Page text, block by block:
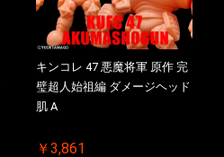
キンコレ 47 悪魔将軍 原作 完
璧超人始祖編 ダメージヘッド
肌 A
￥3,861